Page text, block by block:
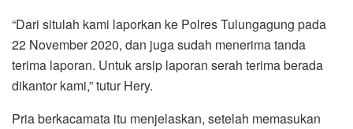
“Dari situlah kami laporkan ke Polres Tulungagung pada
22 November 2020, dan juga sudah menerima tanda
terima laporan. Untuk arsip laporan serah terima berada
dikantor kami,” tutur Hery.
Pria berkacamata itu menjelaskan, setelah memasukan